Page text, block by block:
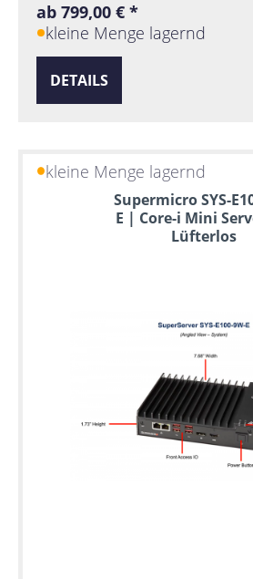
ab 799,00 € *
kleine Menge lagernd
DETAILS
kleine Menge lagernd
Supermicro SYS-
E | Core-i Mini
Lüfterlos